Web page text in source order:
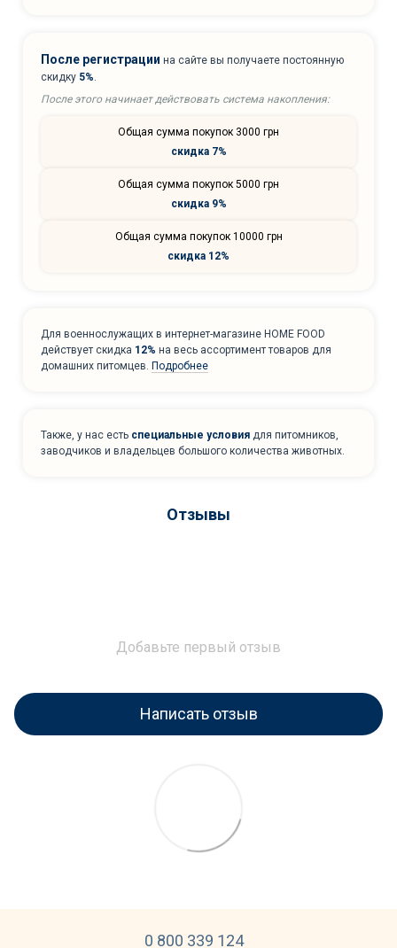
После регистрации на сайте вы получаете постоянную
скидку 5%
После этого начинает действовать система накопления:
Общая сумма покупок 3000 грн
скидка 7%
Общая сумма покупок 5000 грн
скидка 9%
Общая сумма покупок 10000 грн
скидка 12%
Для военнослужащих в интернет-магазине HOME FOOD
действует скидка 12% на весь ассортимент товаров для
домашних питомцев. Подробнее
Также, у нас есть специальные условия для питомников,
заводчиков и владельцев большого количества животных.
Отзывы
Добавьте первый отзыв
Написать отзыв
0 800 339 124